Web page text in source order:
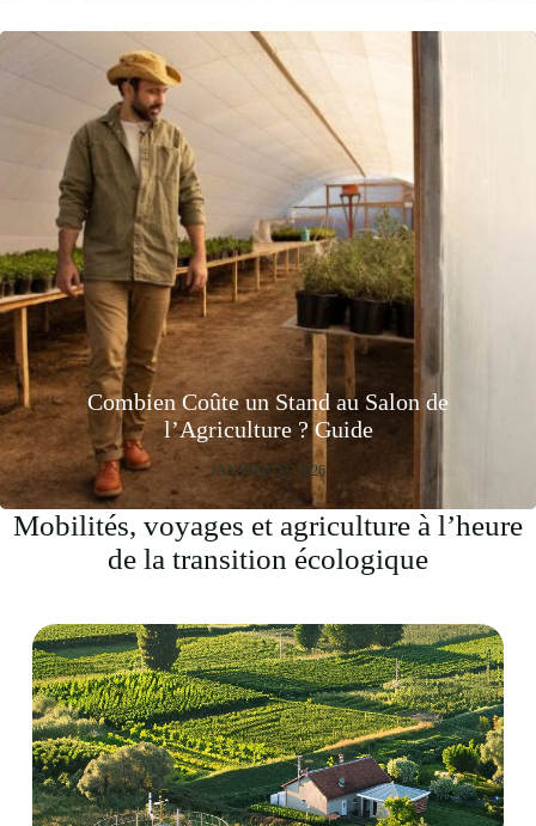
Combien Coûte un Stand au Salon de
l’Agriculture ? Guide
JANVIER 27, 2026
Mobilités, voyages et agriculture à l’heure
de la transition écologique